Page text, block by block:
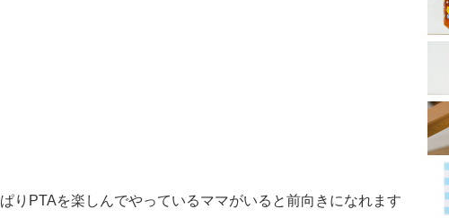
りPTAを楽しんでやっているママがいると前向きになれます